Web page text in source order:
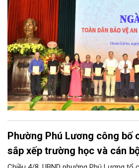
ban, ngành thuộc Thành phố Hà Nội,
an Thành phố Hà Nội.
Phường Phú Lương công bố
sắp xếp trường học và cán